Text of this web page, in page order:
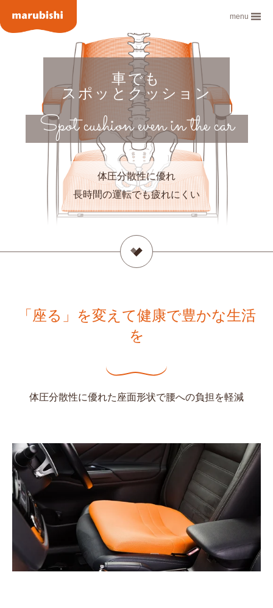
menu
車でも
スポッとクッション
Spot cushion even in the car
体圧分散性に優れ
長時間の運転でも疲れにくい
「座る」を変えて健康で豊かな生活
を
体圧分散性に優れた座面形状で腰への負担を軽減